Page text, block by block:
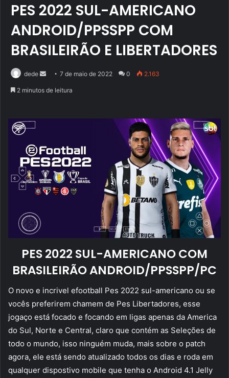
PES 2022 SUL-AMERICANO
ANDROID/PPSSPP COM
BRASILEIRÃO E LIBERTADORES
dede
Mande7 de maio de 2022 0 2.163
2 minutos de leitura
PES 2022 SUL-AMERICANO COM
BRASILEIRÃO ANDROID/PPSSPP/PC
O novo e incrivel efootball Pes 2022 sul-americano ou se
vocês preferirem chamem de Pes Libertadores, esse
jogaço está focado e focando em ligas apenas da America
do Sul, Norte e Central, claro que contém as Seleções de
todo o mundo, isso ninguém muda, mais sobre o patch
agora, ele está sendo atualizado todos os dias e roda em
qualquer dispostivo mobile que tenha o Android 4.1 Jelly